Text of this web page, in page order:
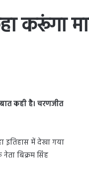
करूंगा
कही है। चरणजीत
इतिहास में देखा गया
बिक्रम सिंह